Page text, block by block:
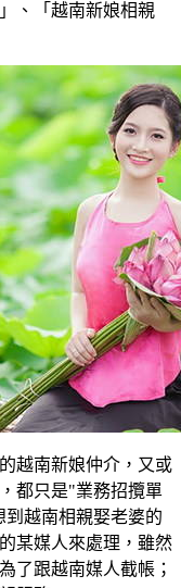
、「越南新娘相親
越南新娘仲介，又或
都只是"業務招攬單
越南相親娶老婆的
某媒人來處理，雖然
了跟越南媒人截帳；